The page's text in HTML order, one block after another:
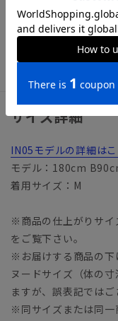
【モデル】IN05
※モデルにより仕上
細を必ずご確認下さい。
【洗濯表示】ドライ
サイズ詳細
IN05モデルの詳細は
モデル：180cm
着用サイズ：M
※商品の仕上がりサイ
をご覧下さい。
※お届けする商品の下
ヌードサイズ（体の
ますが、誤表記ではご
※同サイズまたは同